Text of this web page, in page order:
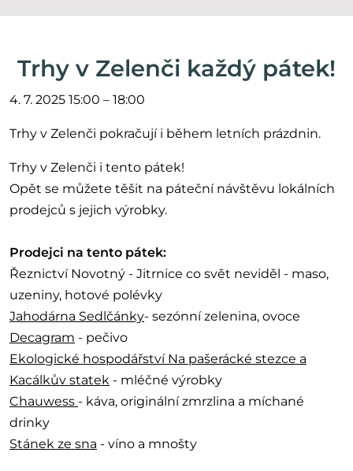
Trhy v Zelenči každý pátek!
4. 7. 2025 15:00 – 18:00
Trhy v Zelenči pokračují i během letních prázdnin.
Trhy v Zelenči i tento pátek!
Opět se můžete těšit na páteční návštěvu lokálních
prodejců s jejich výrobky.
Prodejci na tento pátek:
Řeznictví Novotný - Jitrnice co svět neviděl - maso,
uzeniny, hotové polévky
Jahodárna Sedlčánky- sezónní zelenina, ovoce
Decagram - pečivo
Ekologické hospodářství Na pašerácké stezce a
Kacálkův statek - mléčné výrobky
Chauwess - káva, originální zmrzlina a míchané
drinky
Stánek ze sna - víno a mnošty